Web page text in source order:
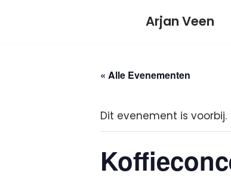
Arjan Veen
« Alle Evenementen
Dit evenement is voorbij.